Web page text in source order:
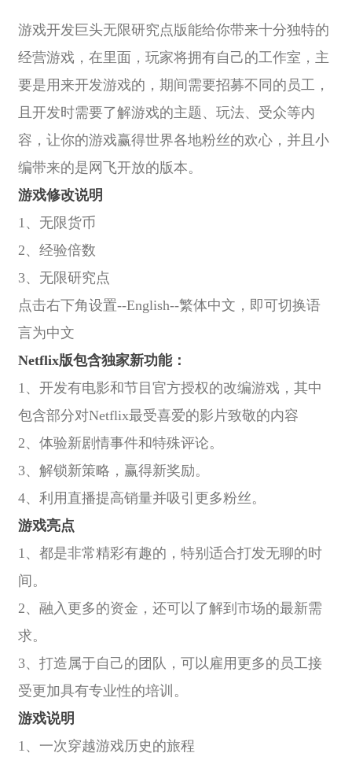
游戏开发巨头无限研究点版能给你带来十分独特的
经营游戏，在里面，玩家将拥有自己的工作室，主
要是用来开发游戏的，期间需要招募不同的员工，
且开发时需要了解游戏的主题、玩法、受众等内
容，让你的游戏赢得世界各地粉丝的欢心，并且小
编带来的是网飞开放的版本。
游戏修改说明
1、无限货币
2、经验倍数
3、无限研究点
点击右下角设置--English--繁体中文，即可切换语
言为中文
Netflix版包含独家新功能：
1、开发有电影和节目官方授权的改编游戏，其中
包含部分对Netflix最受喜爱的影片致敬的内容
2、体验新剧情事件和特殊评论。
3、解锁新策略，赢得新奖励。
4、利用直播提高销量并吸引更多粉丝。
游戏亮点
1、都是非常精彩有趣的，特别适合打发无聊的时
间。
2、融入更多的资金，还可以了解到市场的最新需
求。
3、打造属于自己的团队，可以雇用更多的员工接
受更加具有专业性的培训。
游戏说明
1、一次穿越游戏历史的旅程